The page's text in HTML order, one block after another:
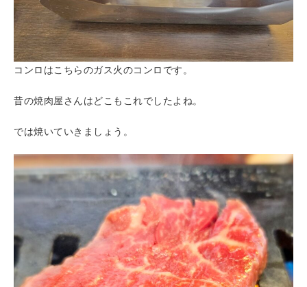
コンロはこちらのガス火のコンロです。
昔の焼肉屋さんはどこもこれでしたよね。
では焼いていきましょう。